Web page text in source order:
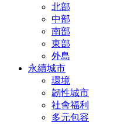
北部
中部
南部
東部
外島
永續城市
環境
韌性城市
社會福利
多元包容